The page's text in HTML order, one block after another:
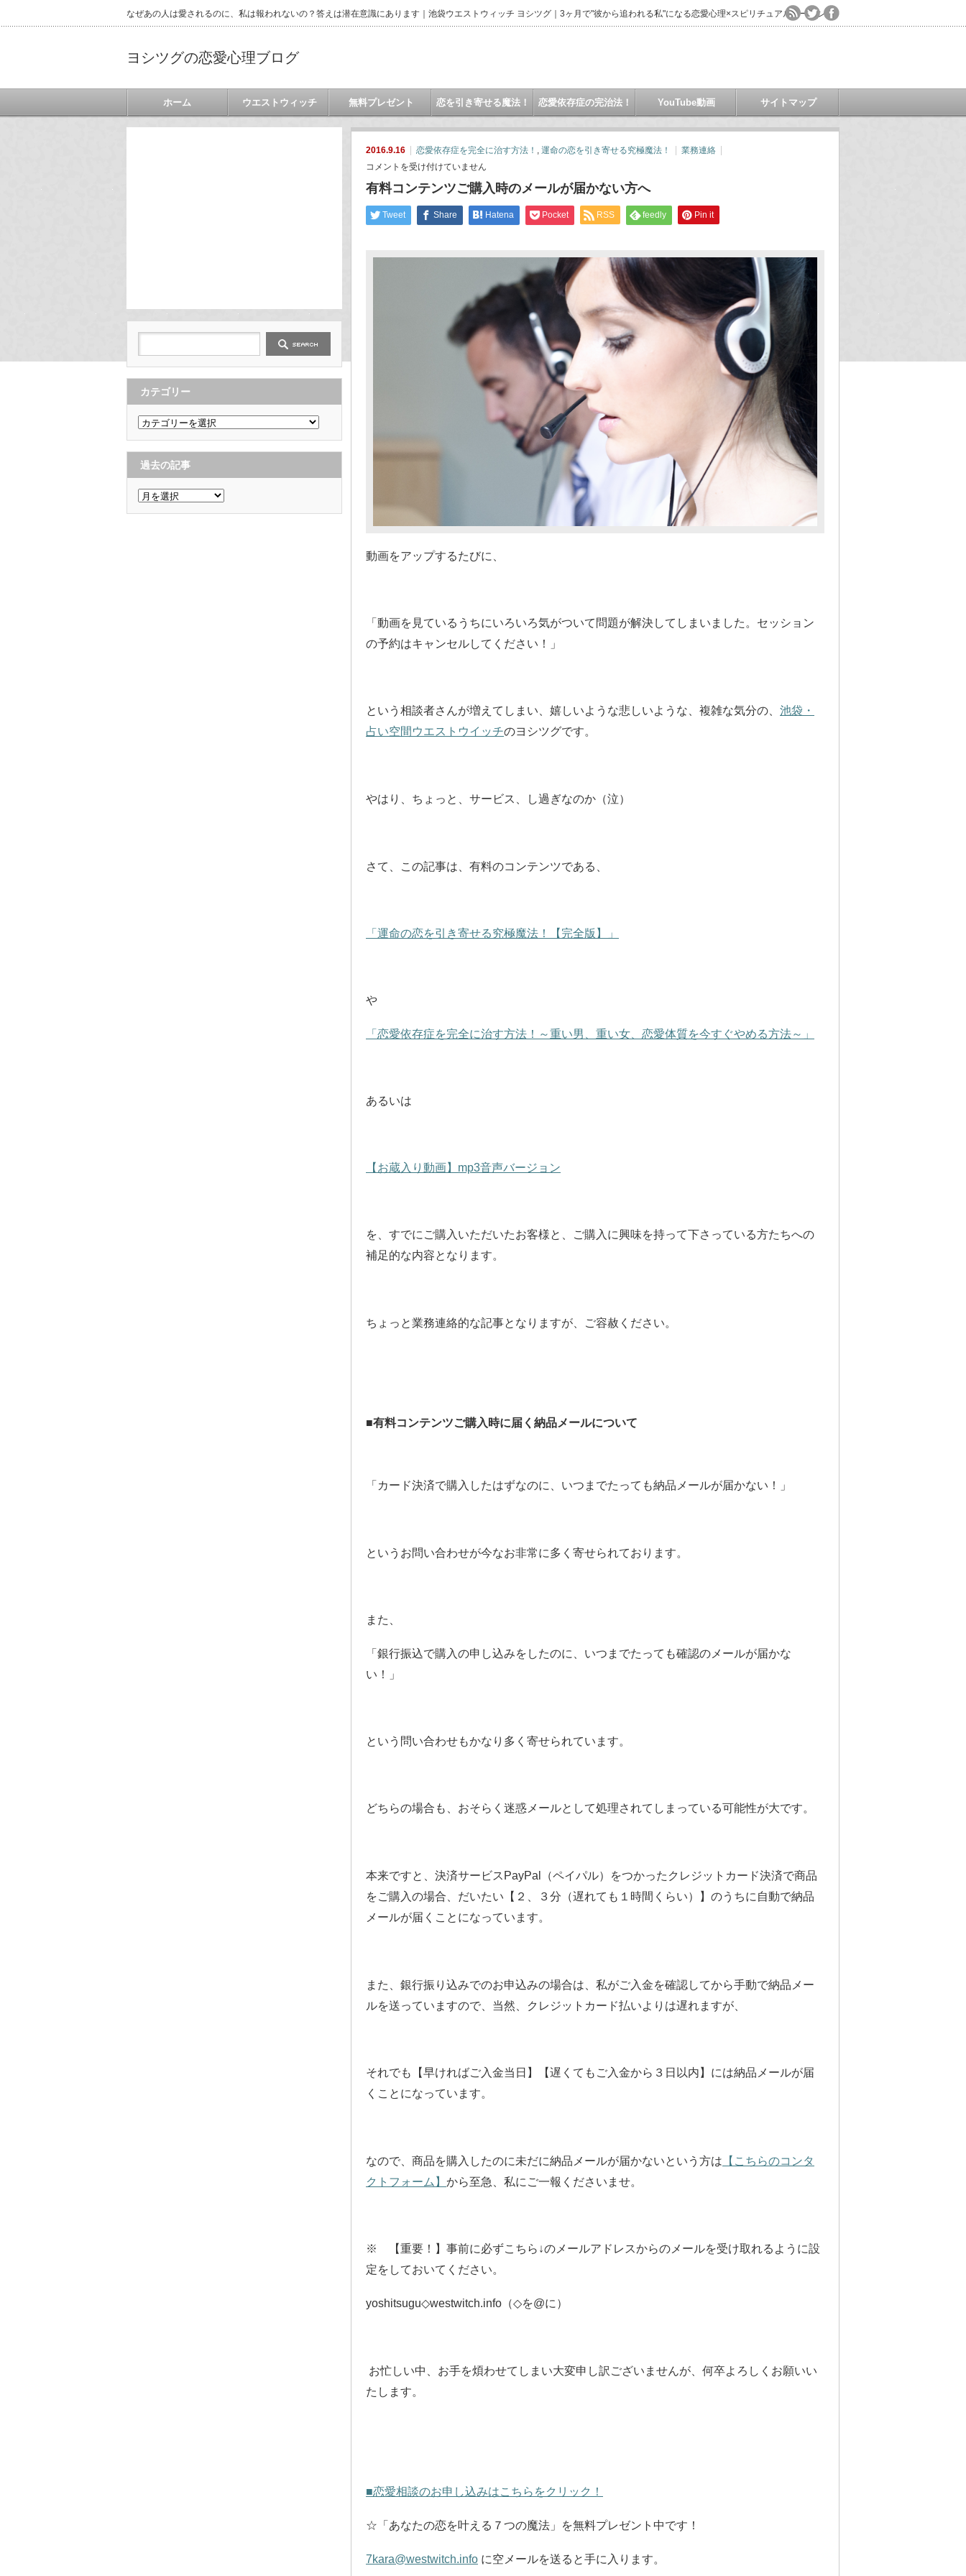
なぜあの人は愛されるのに、私は報われないの？答えは潜在意識にあります｜池袋ウエストウィッチ ヨシツグ｜3ヶ月で"彼から追われる私"になる恋愛心理×スピリチュアルコーチング
ヨシツグの恋愛心理ブログ
ホーム ウエストウィッチ 無料プレゼント 恋を引き寄せる魔法！ 恋愛依存症の完治法！ YouTube動画 サイトマップ
2016.9.16 恋愛依存症を完全に治す方法！ , 運命の恋を引き寄せる究極魔法！
業務連絡
有
コ
ン
テ
ン
ツ
時
コメントを受け付けていません
有料コンテンツご購入時のメールが届かない方へ
Tweet Share Hatena Pocket RSS feedly Pin it
動画をアップするたびに、
「動画を見ているうちにいろいろ気がついて問題が解決してしまいました。セッション
の予約はキャンセルしてください！」
という相談者さんが増えてしまい、嬉しいような悲しいような、複雑な気分の、 池袋・
占い空間ウエストウイッチのヨシツグです。
やはり、ちょっと、サービス、し過ぎなのか（泣）
さて、この記事は、有料のコンテンツである、
「運命の恋を引き寄せる究極魔法！【完全版】」
や
「恋愛依存症を完全に治す方法！～重い男、重い女、恋愛体質を今すぐやめる方法～」
あるいは
【お蔵入り動画】mp3音声バージョン
を、すでにご購入いただいたお客様と、ご購入に興味を持って下さっている方たちへの
補足的な内容となります。
ちょっと業務連絡的な記事となりますが、ご容赦ください。
■有料コンテンツご購入時に届く納品メールについて
「カード決済で購入したはずなのに、いつまでたっても納品メールが届かない！」
というお問い合わせが今なお非常に多く寄せられております。
また、
「銀行振込で購入の申し込みをしたのに、いつまでたっても確認のメールが届かな
い！」
という問い合わせもかなり多く寄せられています。
どちらの場合も、おそらく迷惑メールとして処理されてしまっている可能性が大です。
本来ですと、決済サービスPayPal（ペイパル）をつかったクレジットカード決済で商品
をご購入の場合、だいたい【２、３分（遅れても１時間くらい）】のうちに自動で納品
メールが届くことになっています。
また、銀行振り込みでのお申込みの場合は、私がご入金を確認してから手動で納品メー
ルを送っていますので、当然、クレジットカード払いよりは遅れますが、
それでも【早ければご入金当日】【遅くてもご入金から３日以内】には納品メールが届
くことになっています。
なので、商品を購入したのに未だに納品メールが届かないという方は 【こちらのコンタ
クトフォーム】 から至急、私にご一報くださいませ。
※ 【重要！】事前に必ずこちら↓のメールアドレスからのメールを受け取れるように設
定をしておいてください。
yoshitsugu◇westwitch.info（◇を@に）
お忙しい中、お手を煩わせてしまい大変申し訳ございませんが、何卒よろしくお願いい
たします。
■恋愛相談のお申し込みはこちらをクリック！
☆「あなたの恋を叶える７つの魔法」を無料プレゼント中です！
7kara@westwitch.info に空メールを送ると手に入ります。
カテゴリー
カ
テ
ゴ
リ
ー
過去の記事
過
去
の